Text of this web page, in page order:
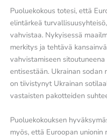
Puoluekokous totesi, että
elintärkeä
vahvistaa. Nykyisessä
merkitys ja tehtävä
vahvistamiseen
entisestään. Ukrainan
on tiivistynyt Ukrainan
vastaisten pakotteiden
Puoluekokouksen
myös, että Euroopan